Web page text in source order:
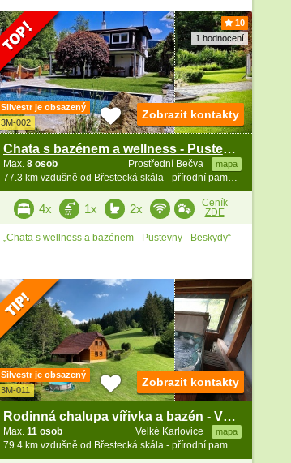
10
1 hodnocení
Silvestr je obsazený
3M-002
Chata s bazénem a wellness - Pustevny - Beskydy
Prostřední Bečva mapa
Max. 8 osob
77.3 km vzdušně od Břestecká skála - přírodní památka
Zobrazit kontakty
4x 1x 2x
Ceník
ZDE
„Chata s wellness a bazénem - Pustevny - Beskydy“
Silvestr je obsazený
3M-011
Rodinná chalupa vířivka a bazén - Vsetínská Bečva
Velké Karlovice mapa
Max. 11 osob
79.4 km vzdušně od Břestecká skála - přírodní památka
Zobrazit kontakty